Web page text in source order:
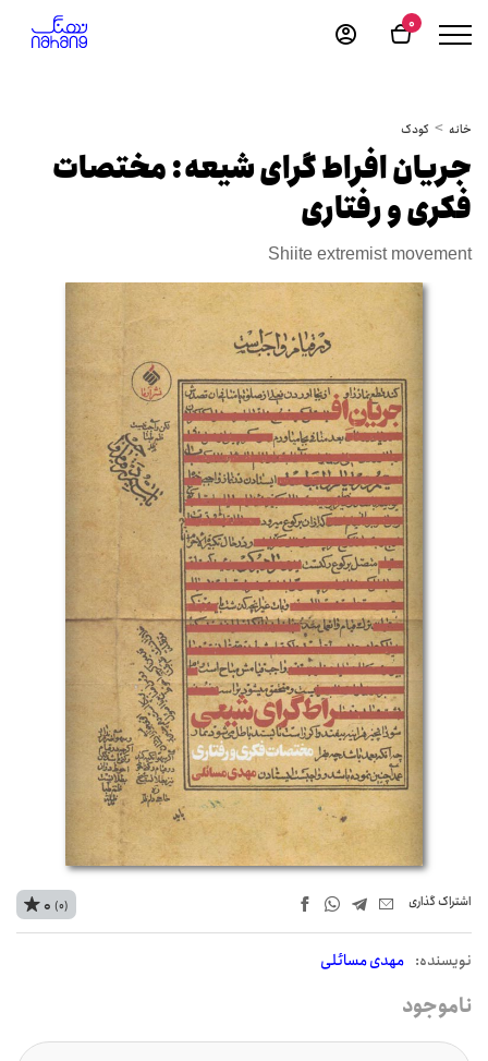
0
خانه کودک
جریان افراط گرای شیعه: مختصات
فکری و رفتاری
Shiite extremist movement
اشتراک‌ گذاری
نويسنده: مهدی مسائلی
0 (0)
ناموجود